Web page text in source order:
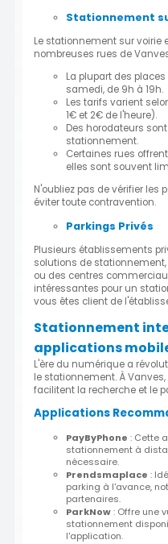
Stationnement
Le stationnement sur voirie
nombreuses rues de
La plupart des
samedi, de 9h à 19h.
Les tarifs varient
1€ et 2€ de l'heure).
Des horodateurs
stationnement.
Certaines rues
elles sont souvent
N'oubliez pas de vérifier
éviter toute contravention.
Parkings Privés
Plusieurs établissements
solutions de
ou des centres
intéressantes pour un
vous êtes client de
Stationnement
applications
L'ère du numérique a
le stationnement. À
facilitent la recherche et le
Applications
PayByPhone : Cette
stationnement à
nécessaire.
Prendsmaplace :
parking à l'avance,
partenaires.
ParkNow: Offre une
stationnement
l'application.